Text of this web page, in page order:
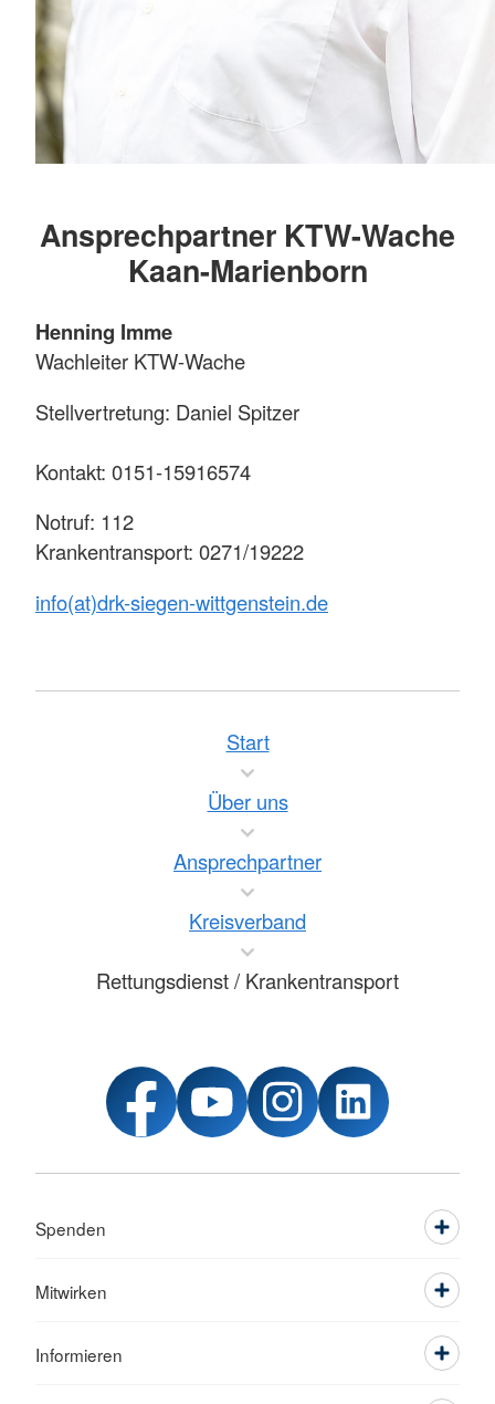
Ansprechpartner KTW-Wache
Kaan-Marienborn
Henning Imme
Wachleiter KTW-Wache
Stellvertretung: Daniel Spitzer
Kontakt: 0151-15916574
Notruf: 112
Krankentransport: 0271/19222
info(at)drk-siegen-wittgenstein.de
Start
Über uns
Ansprechpartner
Kreisverband
Rettungsdienst / Krankentransport
Spenden
Mitwirken
Informieren